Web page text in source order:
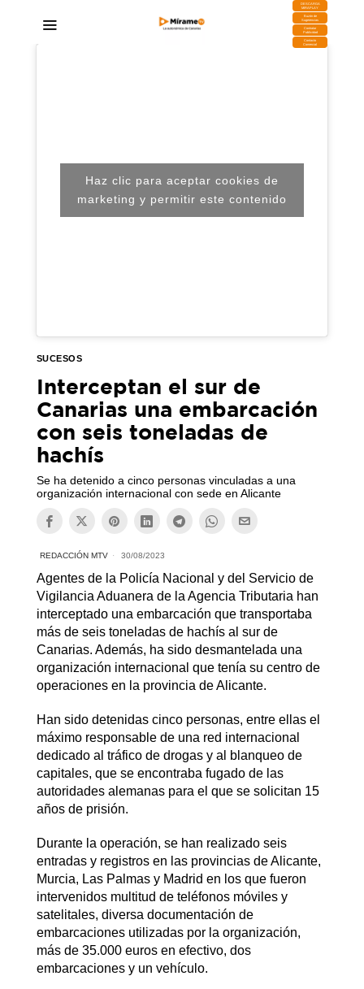
DESCARGA
MIRAPLAY
Buzón de
Sugerencias
Contratar
Publicidad
Contacto
Comercial
Haz clic para aceptar cookies de
marketing y permitir este contenido
SUCESOS
Interceptan el sur de
Canarias una embarcación
con seis toneladas de
hachís
Se ha detenido a cinco personas vinculadas a una
organización internacional con sede en Alicante
REDACCIÓN MTV 30/08/2023
Agentes de la Policía Nacional y del Servicio de
Vigilancia Aduanera de la Agencia Tributaria han
interceptado una embarcación que transportaba
más de seis toneladas de hachís al sur de
Canarias. Además, ha sido desmantelada una
organización internacional que tenía su centro de
operaciones en la provincia de Alicante.
Han sido detenidas cinco personas, entre ellas el
máximo responsable de una red internacional
dedicado al tráfico de drogas y al blanqueo de
capitales, que se encontraba fugado de las
autoridades alemanas para el que se solicitan 15
años de prisión.
Durante la operación, se han realizado seis
entradas y registros en las provincias de Alicante,
Murcia, Las Palmas y Madrid en los que fueron
intervenidos multitud de teléfonos móviles y
satelitales, diversa documentación de
embarcaciones utilizadas por la organización,
más de 35.000 euros en efectivo, dos
embarcaciones y un vehículo.